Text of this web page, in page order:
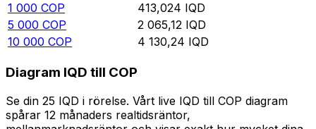
1 000 COP 413,024 IQD
5 000 COP 2 065,12 IQD
10 000 COP 4 130,24 IQD
Diagram IQD till COP
Se din 25 IQD i rörelse. Vårt live IQD till COP diagram
spårar 12 månaders realtidsräntor,